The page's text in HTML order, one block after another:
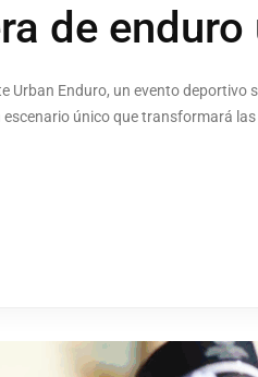
de enduro
Urban Enduro, un evento deportivo
único que transformará